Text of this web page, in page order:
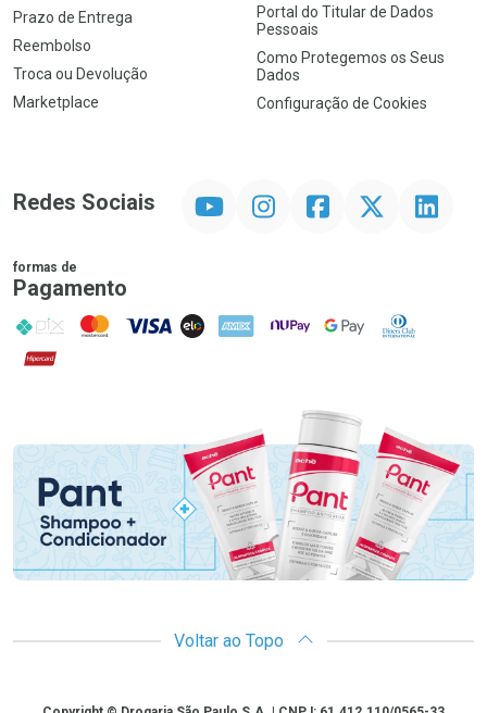
Prazo de Entrega
Reembolso
Troca ou Devolução
Marketplace
Portal do Titular de Dados
Pessoais
Como Protegemos os Seus
Dados
Configuração de Cookies
Redes Sociais InstagramFacebookTwitter Linkedin
formas de
Pagamento
PIX MasterCard
VISA ELO AMEX NuPay Google PayDiners Club
Hipercard
Promoção em Destaque
Voltar ao Topo
Copyright